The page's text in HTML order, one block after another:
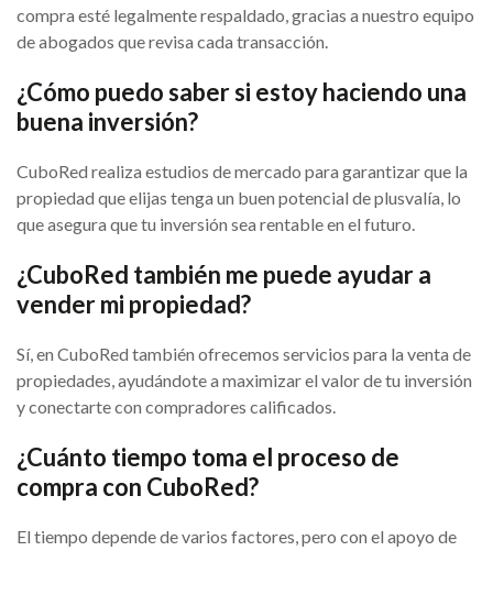
compra esté legalmente respaldado, gracias a nuestro equipo
de abogados que revisa cada transacción.
¿Cómo puedo saber si estoy haciendo una
buena inversión?
CuboRed realiza estudios de mercado para garantizar que la
propiedad que elijas tenga un buen potencial de plusvalía, lo
que asegura que tu inversión sea rentable en el futuro.
¿CuboRed también me puede ayudar a
vender mi propiedad?
Sí, en CuboRed también ofrecemos servicios para la venta de
propiedades, ayudándote a maximizar el valor de tu inversión
y conectarte con compradores calificados.
¿Cuánto tiempo toma el proceso de
compra con CuboRed?
El tiempo depende de varios factores, pero con el apoyo de